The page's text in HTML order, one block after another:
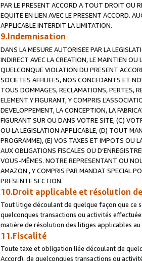
PAR LE PRESENT ACCORD A TOUT DROIT OU
EQUITE EN LIEN AVEC LE PRESENT ACCORD.
APPLICABLE INTERDIT LA LIMITATION.
9.Indemnisation
DANS LA MESURE AUTORISEE PAR LA
INDIRECT AVEC LA CREATION, LE MAINTIEN
QUELCONQUE VIOLATION DU PRESENT
SOCIETES AFFILIEES, NOS CONCEDANTS ET
TOUS DOMMAGES, RECLAMATIONS, PERTES,
ELEMENT Y FIGURANT, Y COMPRIS
DEVELOPPEMENT, LA CONCEPTION, LA
FIGURANT SUR OU DANS VOTRE SITE, (C)
OU LA LEGISLATION APPLICABLE, (D) TOUT
PROGRAMME), (E) VOS TAXES ET IMPOTS OU
AUX OBLIGATIONS FISCALES OU
VOUS-MÊMES. NOTRE REPRESENTANT OU
AMAZON , Y COMPRIS PAR MANDAT SPECIAL
PRESENTE SECTION.
10.Droit applicable et résolution
Tout litige découlant de quelque façon que ce
quelconques transactions ou activités
matière de résolution des litiges applicables
11.Fiscalité
Toute taxe et obligation liée découlant de
Accord), de quelconques transactions ou